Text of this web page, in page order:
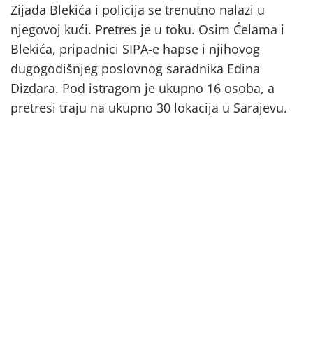
Zijada Blekića i policija se trenutno nalazi u
njegovoj kući. Pretres je u toku. Osim Ćelama i
Blekića, pripadnici SIPA-e hapse i njihovog
dugogodišnjeg poslovnog saradnika Edina
Dizdara. Pod istragom je ukupno 16 osoba, a
pretresi traju na ukupno 30 lokacija u Sarajevu.